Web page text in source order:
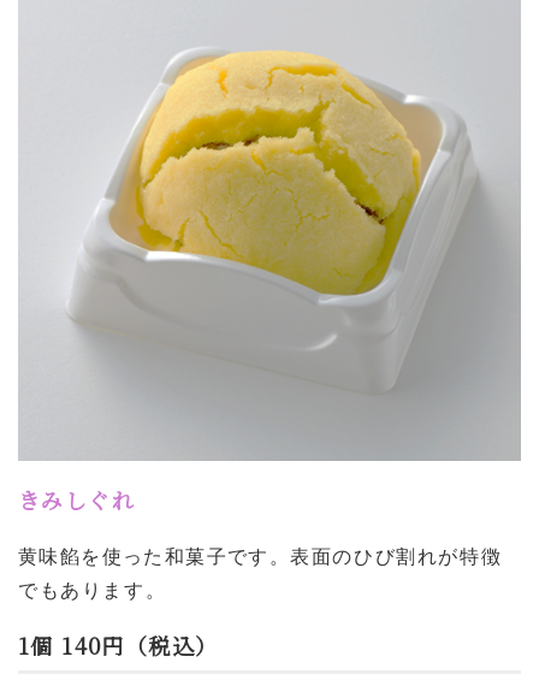
きみしぐれ
黄味餡を使った和菓子です。表面のひび割れが特徴
でもあります。
1個 140円（税込）